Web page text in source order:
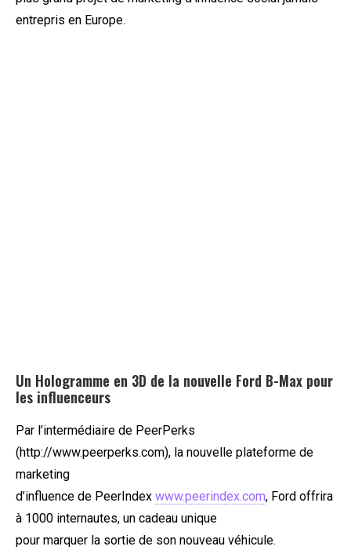
entrepris en Europe.
Un Hologramme en 3D de la nouvelle Ford B-Max pour
les influenceurs
Par l’intermédiaire de PeerPerks
(http://www.peerperks.com), la nouvelle plateforme de
marketing
d’influence de PeerIndex www.peerindex.com, Ford offrira
à 1000 internautes, un cadeau unique
pour marquer la sortie de son nouveau véhicule.